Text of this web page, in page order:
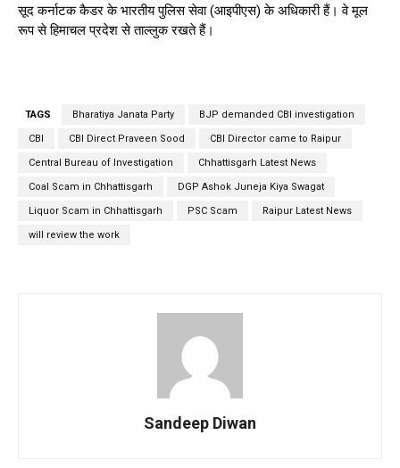
सूद कर्नाटक कैडर के भारतीय पुलिस सेवा (आइपीएस) के अधिकारी हैं। वे मूल
रूप से हिमाचल प्रदेश से ताल्लुक रखते हैं।
TAGS Bharatiya Janata Party BJP demanded CBI investigation
CBI CBI Direct Praveen Sood CBI Director came to Raipur
Central Bureau of Investigation Chhattisgarh Latest News
Coal Scam in Chhattisgarh DGP Ashok Juneja Kiya Swagat
Liquor Scam in Chhattisgarh PSC Scam Raipur Latest News
will review the work
Sandeep Diwan